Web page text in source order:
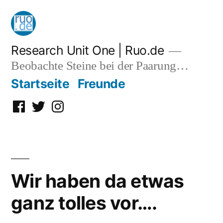
Zum
Inhalt
springen
Research Unit One | Ruo.de
Beobachte Steine bei der Paarung…
Startseite Freunde
Facebook
TwitterInstagram
Wir haben da etwas
ganz tolles vor….